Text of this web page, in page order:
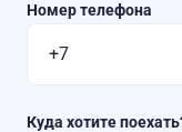
Номер телефона
Куда хотите